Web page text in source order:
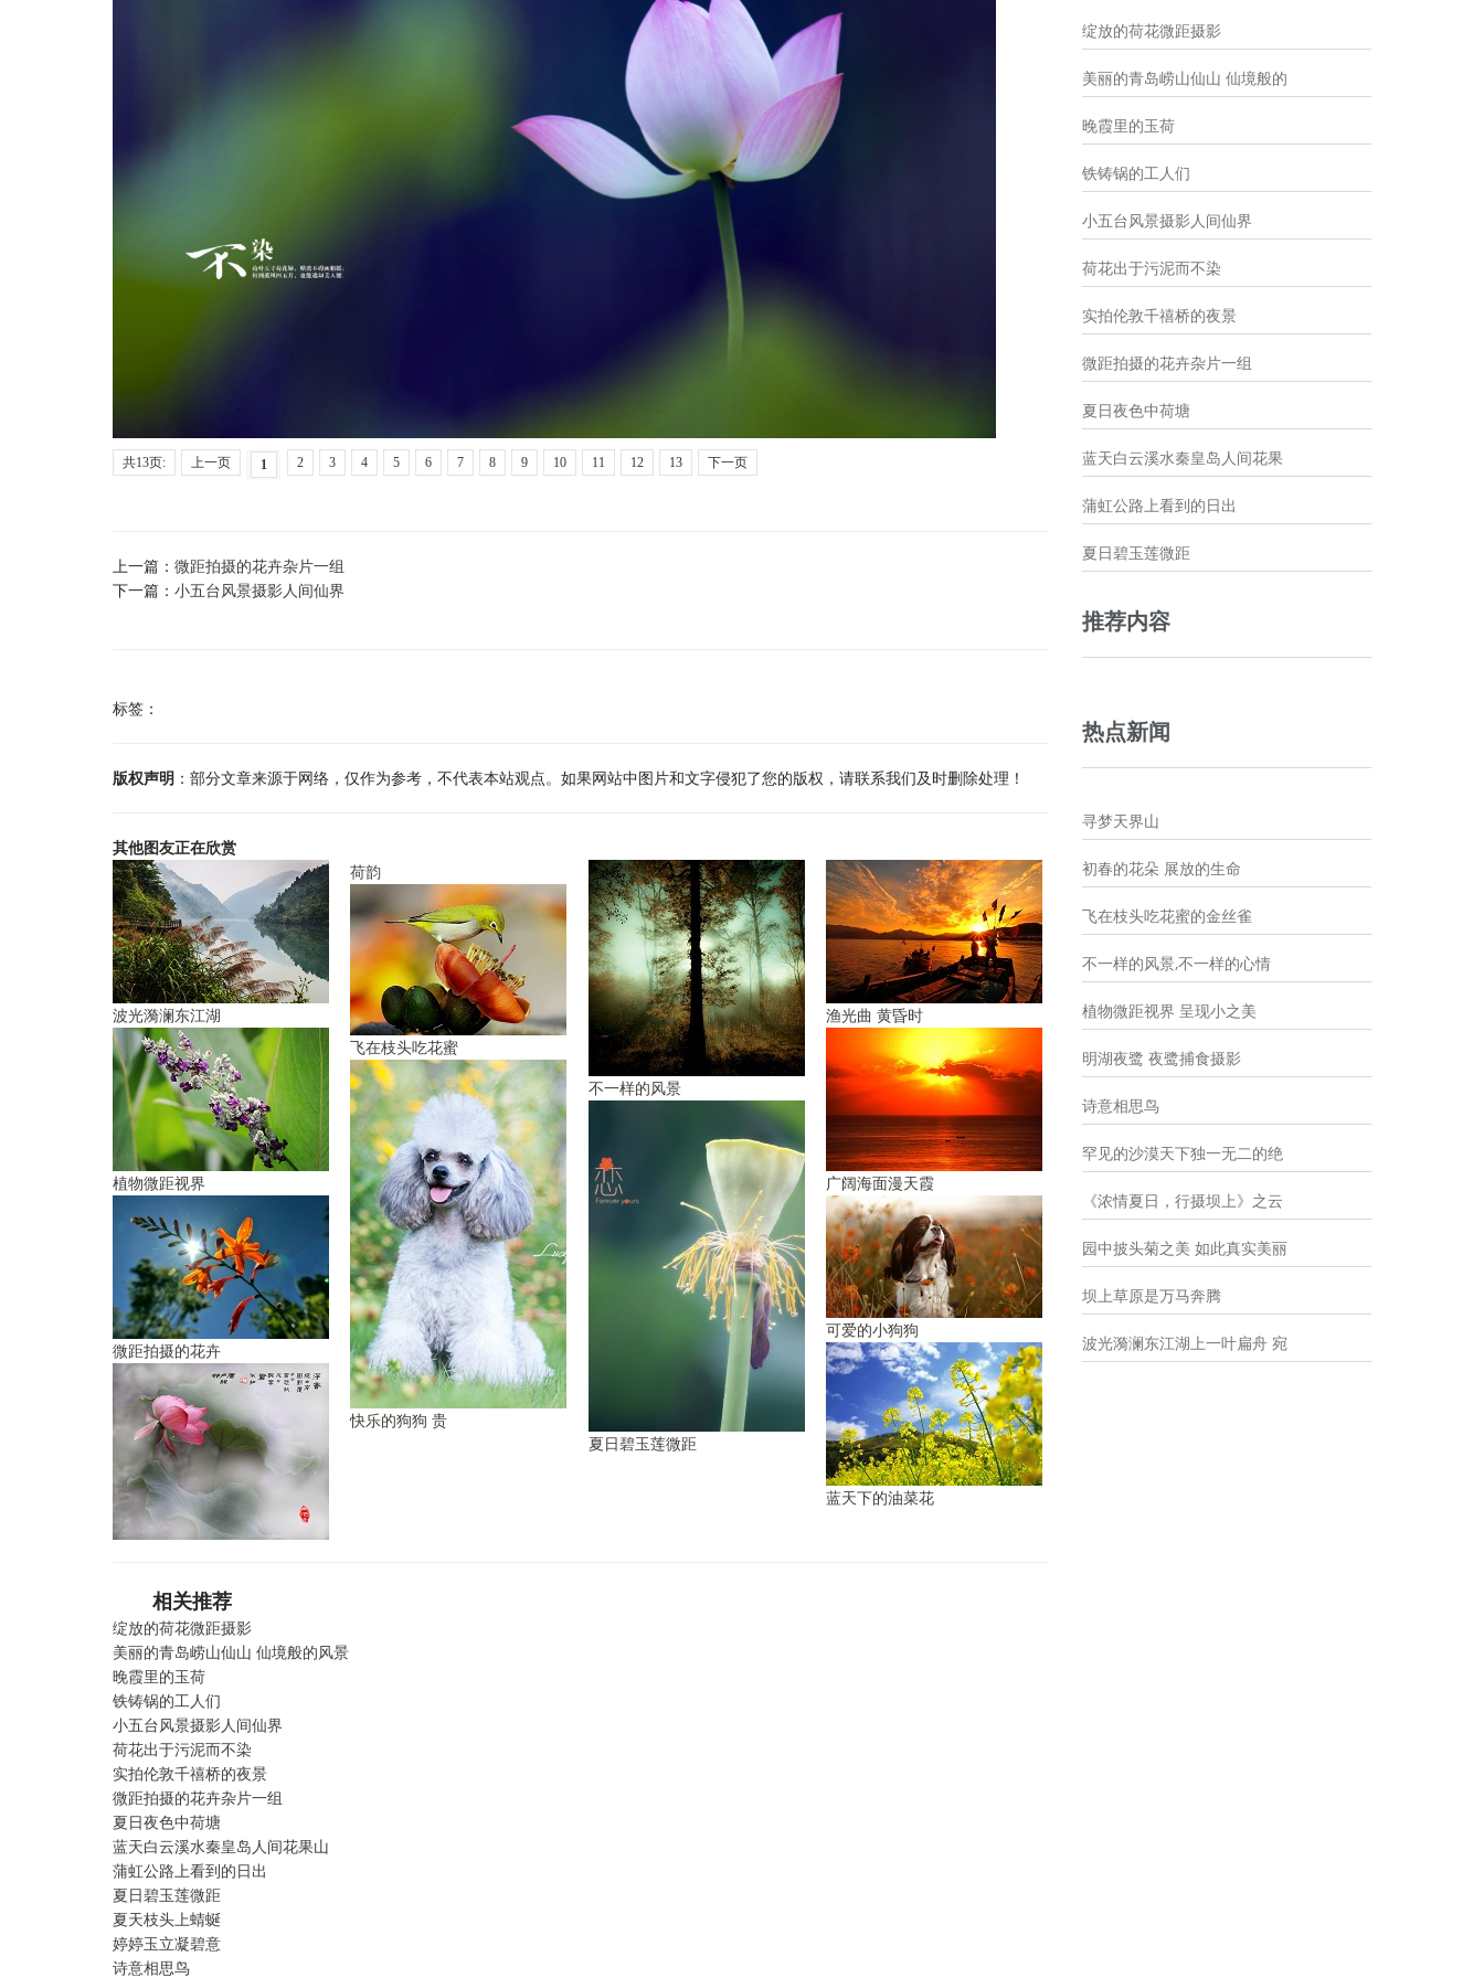
共13页: 上一页 1 2 3 4 5 6 7 8 9 10 11 12 13 下一页
上一篇： 微距拍摄的花卉杂片一组
下一篇： 小五台风景摄影人间仙界
标签：
版权声明 ：部分文章来源于网络，仅作为参考，不代表本站观点。如果网站中图片和文字侵犯了您的版权，请联系我们及时删除处理！
其他图友正在欣赏
波光漪澜东江湖
植物微距视界
微距拍摄的花卉
荷韵
飞在枝头吃花蜜
快乐的狗狗 贵
不一样的风景
夏日碧玉莲微距
渔光曲 黄昏时
广阔海面漫天霞
可爱的小狗狗
蓝天下的油菜花
相关推荐
绽放的荷花微距摄影
美丽的青岛崂山仙山 仙境般的风景
晚霞里的玉荷
铁铸锅的工人们
小五台风景摄影人间仙界
荷花出于污泥而不染
实拍伦敦千禧桥的夜景
微距拍摄的花卉杂片一组
夏日夜色中荷塘
蓝天白云溪水秦皇岛人间花果山
蒲虹公路上看到的日出
夏日碧玉莲微距
夏天枝头上蜻蜒
婷婷玉立凝碧意
诗意相思鸟​
绽放的荷花微距摄影
美丽的青岛崂山仙山 仙境般的
晚霞里的玉荷
铁铸锅的工人们
小五台风景摄影人间仙界
荷花出于污泥而不染
实拍伦敦千禧桥的夜景
微距拍摄的花卉杂片一组
夏日夜色中荷塘
蓝天白云溪水秦皇岛人间花果
蒲虹公路上看到的日出
夏日碧玉莲微距
推荐内容
热点新闻
寻梦天界山
初春的花朵 展放的生命
飞在枝头吃花蜜的金丝雀
不一样的风景,不一样的心情
植物微距视界 呈现小之美
明湖夜鹭 夜鹭捕食摄影
诗意相思鸟​
罕见的沙漠天下独一无二的绝
《浓情夏日，行摄坝上》之云
园中披头菊之美 如此真实美丽
坝上草原是万马奔腾
波光漪澜东江湖上一叶扁舟 宛